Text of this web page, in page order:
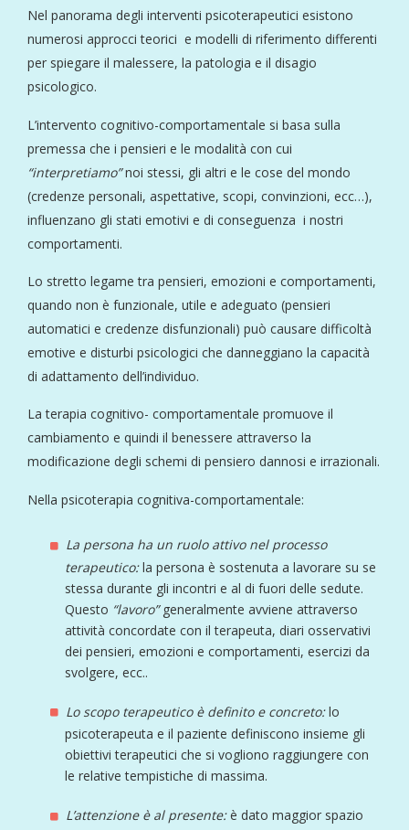
Nel panorama degli interventi psicoterapeutici esistono
numerosi approcci teorici e modelli di riferimento differenti
per spiegare il malessere, la patologia e il disagio
psicologico.
L’intervento cognitivo-comportamentale si basa sulla
premessa che i pensieri e le modalità con cui
“interpretiamo”noi stessi, gli altri e le cose del mondo
(credenze personali, aspettative, scopi, convinzioni, ecc…),
influenzano gli stati emotivi e di conseguenza i nostri
comportamenti.
Lo stretto legame tra pensieri, emozioni e comportamenti,
quando non è funzionale, utile e adeguato (pensieri
automatici e credenze disfunzionali) può causare difficoltà
emotive e disturbi psicologici che danneggiano la capacità
di adattamento dell’individuo.
La terapia cognitivo- comportamentale promuove il
cambiamento e quindi il benessere attraverso la
modificazione degli schemi di pensiero dannosi e irrazionali.
Nella psicoterapia cognitiva-comportamentale:
La persona ha un ruolo attivo nel processo
terapeutico:la persona è sostenuta a lavorare su se
stessa durante gli incontri e al di fuori delle sedute.
Questo “lavoro”generalmente avviene attraverso
attività concordate con il terapeuta, diari osservativi
dei pensieri, emozioni e comportamenti, esercizi da
svolgere, ecc..
Lo scopo terapeutico è definito e concreto:lo
psicoterapeuta e il paziente definiscono insieme gli
obiettivi terapeutici che si vogliono raggiungere con
le relative tempistiche di massima.
L’attenzione è al presente:è dato maggior spazio